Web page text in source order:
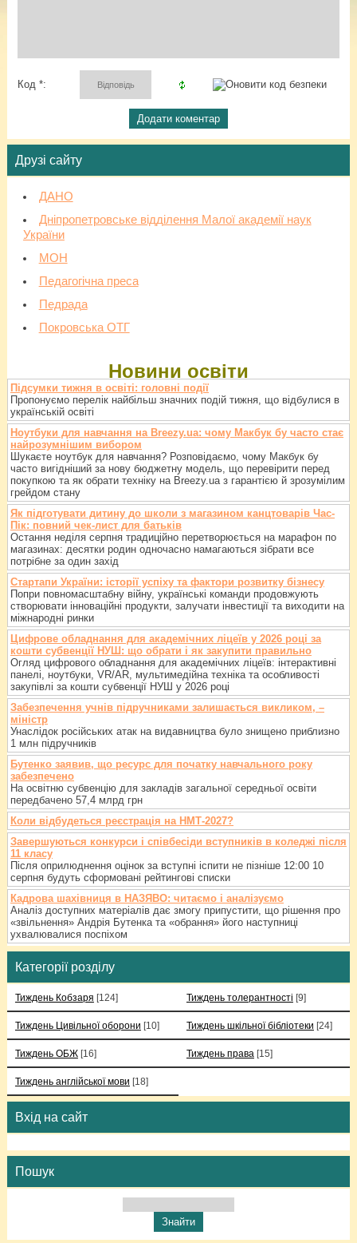
Код *:
Друзі сайту
ДАНО
Дніпропетровське відділення Малої академії наук
України
МОН
Педагогічна преса
Педрада
Покровська ОТГ
Новини освіти
Підсумки тижня в освіті: головні події
Пропонуємо перелік найбільш значних подій тижня, що відбулися в
українській освіті
Ноутбуки для навчання на Breezy.ua: чому Макбук бу часто стає
найрозумнішим вибором
Шукаєте ноутбук для навчання? Розповідаємо, чому Макбук бу
часто вигідніший за нову бюджетну модель, що перевірити перед
покупкою та як обрати техніку на Breezy.ua з гарантією й зрозумілим
грейдом стану
Як підготувати дитину до школи з магазином канцтоварів Час-
Пік: повний чек-лист для батьків
Остання неділя серпня традиційно перетворюється на марафон по
магазинах: десятки родин одночасно намагаються зібрати все
потрібне за один захід
Стартапи України: історії успіху та фактори розвитку бізнесу
Попри повномасштабну війну, українські команди продовжують
створювати інноваційні продукти, залучати інвестиції та виходити на
міжнародні ринки
Цифрове обладнання для академічних ліцеїв у 2026 році за
кошти субвенції НУШ: що обрати і як закупити правильно
Огляд цифрового обладнання для академічних ліцеїв: інтерактивні
панелі, ноутбуки, VR/AR, мультимедійна техніка та особливості
закупівлі за кошти субвенції НУШ у 2026 році
Забезпечення учнів підручниками залишається викликом, –
міністр
Унаслідок російських атак на видавництва було знищено приблизно
1 млн підручників
Бутенко заявив, що ресурс для початку навчального року
забезпечено
На освітню субвенцію для закладів загальної середньої освіти
передбачено 57,4 млрд грн
Коли відбудеться реєстрація на НМТ-2027?
Завершуються конкурси і співбесіди вступників в коледжі після
11 класу
Після оприлюднення оцінок за вступні іспити не пізніше 12:00 10
серпня будуть сформовані рейтингові списки
Кадрова шахівниця в НАЗЯВО: читаємо і аналізуємо
Аналіз доступних матеріалів дає змогу припустити, що рішення про
«звільнення» Андрія Бутенка та «обрання» його наступниці
ухвалювалися поспіхом
Категорії розділу
Тиждень Кобзаря [124] Тиждень толерантності [9]
Тиждень Цивільної оборони [10] Тиждень шкільної бібліотеки [24]
Тиждень ОБЖ [16] Тиждень права [15]
Тиждень англійської мови [18]
Вхід на сайт
Пошук